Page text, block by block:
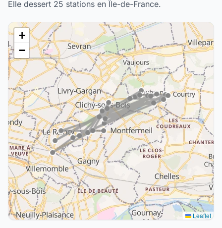
Elle dessert 25 stations en Île-de-France.
+
−
Leaflet